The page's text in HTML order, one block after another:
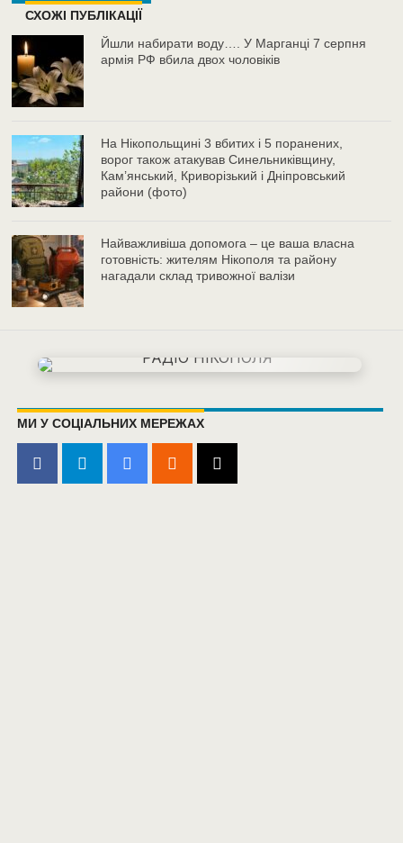
СХОЖІ ПУБЛІКАЦІЇ
Йшли набирати воду…. У Марганці 7 серпня
армія РФ вбила двох чоловіків
На Нікопольщині 3 вбитих і 5 поранених,
ворог також атакував Синельниківщину,
Кам’янський, Криворізький і Дніпровський
райони (фото)
Найважливіша допомога – це ваша власна
готовність: жителям Нікополя та району
нагадали склад тривожної валізи
МИ У СОЦІАЛЬНИХ МЕРЕЖАХ